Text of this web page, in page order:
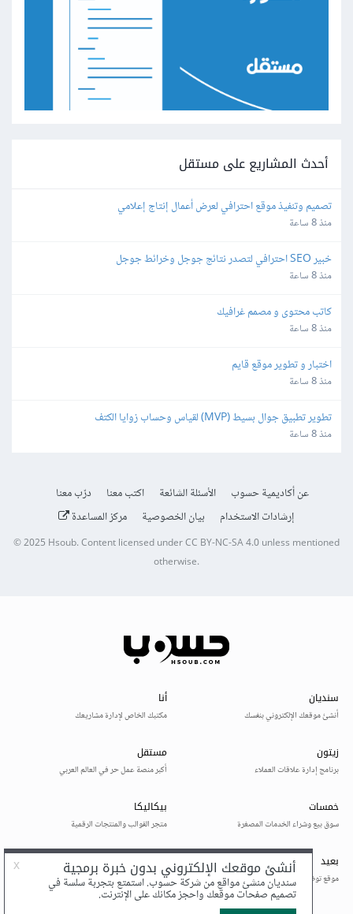
أحدث المشاريع على مستقل
تصميم وتنفيذ موقع احترافي لعرض أعمال إنتاج إعلامي
منذ 8 ساعة
خبير SEO احترافي لتصدر نتائج جوجل وخرائط جوجل
منذ 8 ساعة
كاتب محتوى و مصمم غرافيك
منذ 8 ساعة
اختبار و تطوير موقع قايم
منذ 8 ساعة
تطوير تطبيق جوال بسيط (MVP) لقياس وحساب زوايا الكتف
منذ 8 ساعة
عن أكاديمية حسوب الأسئلة الشائعة اكتب معنا
درّب معنا
إرشادات الاستخدام
بيان الخصوصية مركز المساعدة
© 2025 Hsoub.Content licensed underCC BY-NC-SA 4.0unless mentioned
otherwise.